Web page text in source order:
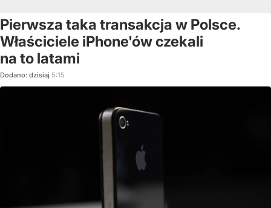
Pierwsza taka transakcja w Polsce.
Właściciele iPhone'ów czekali
na to latami
Dodano: dzisiaj 5:15